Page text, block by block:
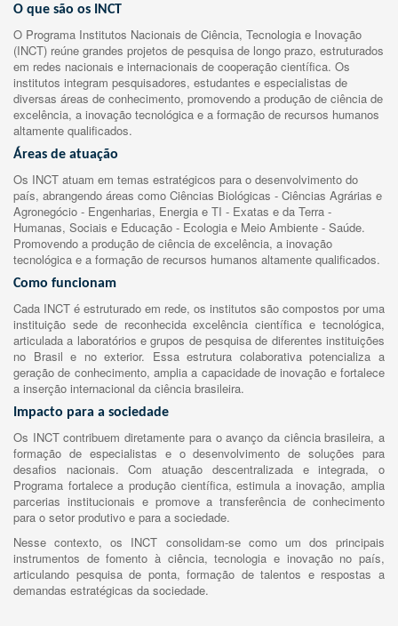
O que são os INCT
O Programa Institutos Nacionais de Ciência, Tecnologia e Inovação
(INCT) reúne grandes projetos de pesquisa de longo prazo, estruturados
em redes nacionais e internacionais de cooperação científica. Os
institutos integram pesquisadores, estudantes e especialistas de
diversas áreas de conhecimento, promovendo a produção de ciência de
excelência, a inovação tecnológica e a formação de recursos humanos
altamente qualificados.
Áreas de atuação
Os INCT atuam em temas estratégicos para o desenvolvimento do
país, abrangendo áreas como Ciências Biológicas - Ciências Agrárias e
Agronegócio - Engenharias, Energia e TI - Exatas e da Terra -
Humanas, Sociais e Educação - Ecologia e Meio Ambiente - Saúde.
Promovendo a produção de ciência de excelência, a inovação
tecnológica e a formação de recursos humanos altamente qualificados.
Como funcionam
Cada INCT é estruturado em rede, os institutos são compostos por uma
instituição sede de reconhecida excelência científica e tecnológica,
articulada a laboratórios e grupos de pesquisa de diferentes instituições
no Brasil e no exterior. Essa estrutura colaborativa potencializa a
geração de conhecimento, amplia a capacidade de inovação e fortalece
a inserção internacional da ciência brasileira.
Impacto para a sociedade
Os INCT contribuem diretamente para o avanço da ciência brasileira, a
formação de especialistas e o desenvolvimento de soluções para
desafios nacionais. Com atuação descentralizada e integrada, o
Programa fortalece a produção científica, estimula a inovação, amplia
parcerias institucionais e promove a transferência de conhecimento
para o setor produtivo e para a sociedade.
Nesse contexto, os INCT consolidam-se como um dos principais
instrumentos de fomento à ciência, tecnologia e inovação no país,
articulando pesquisa de ponta, formação de talentos e respostas a
demandas estratégicas da sociedade.